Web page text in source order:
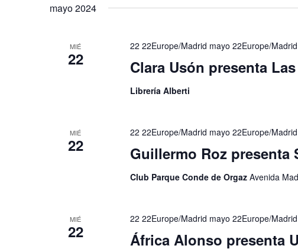
la
mayo 2024
MIÉ
22 Clara Usón presenta
22 22Europe/Madrid mayo 22Europe/
Librería Alberti
MIÉ
22 Guillermo Roz presenta
22 22Europe/Madrid mayo 22Europe/
Club Parque Conde de Orgaz Avenida
MIÉ
22 África Alonso presenta
22 22Europe/Madrid mayo 22Europe/